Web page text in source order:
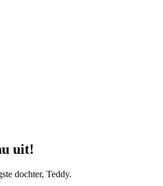
uit!
dochter, Teddy.